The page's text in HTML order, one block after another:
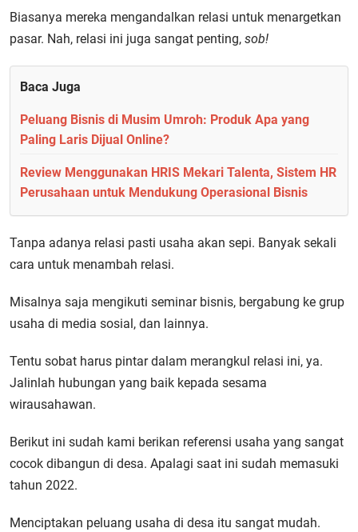
Biasanya mereka mengandalkan relasi untuk menargetkan
pasar. Nah, relasi ini juga sangat penting, sob!
Baca Juga
Peluang Bisnis di Musim Umroh: Produk Apa yang
Paling Laris Dijual Online?
Review Menggunakan HRIS Mekari Talenta, Sistem HR
Perusahaan untuk Mendukung Operasional Bisnis
Tanpa adanya relasi pasti usaha akan sepi. Banyak sekali
cara untuk menambah relasi.
Misalnya saja mengikuti seminar bisnis, bergabung ke grup
usaha di media sosial, dan lainnya.
Tentu sobat harus pintar dalam merangkul relasi ini, ya.
Jalinlah hubungan yang baik kepada sesama
wirausahawan.
Berikut ini sudah kami berikan referensi usaha yang sangat
cocok dibangun di desa. Apalagi saat ini sudah memasuki
tahun 2022.
Menciptakan peluang usaha di desa itu sangat mudah.